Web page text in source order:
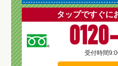
タップですぐに
受付時間